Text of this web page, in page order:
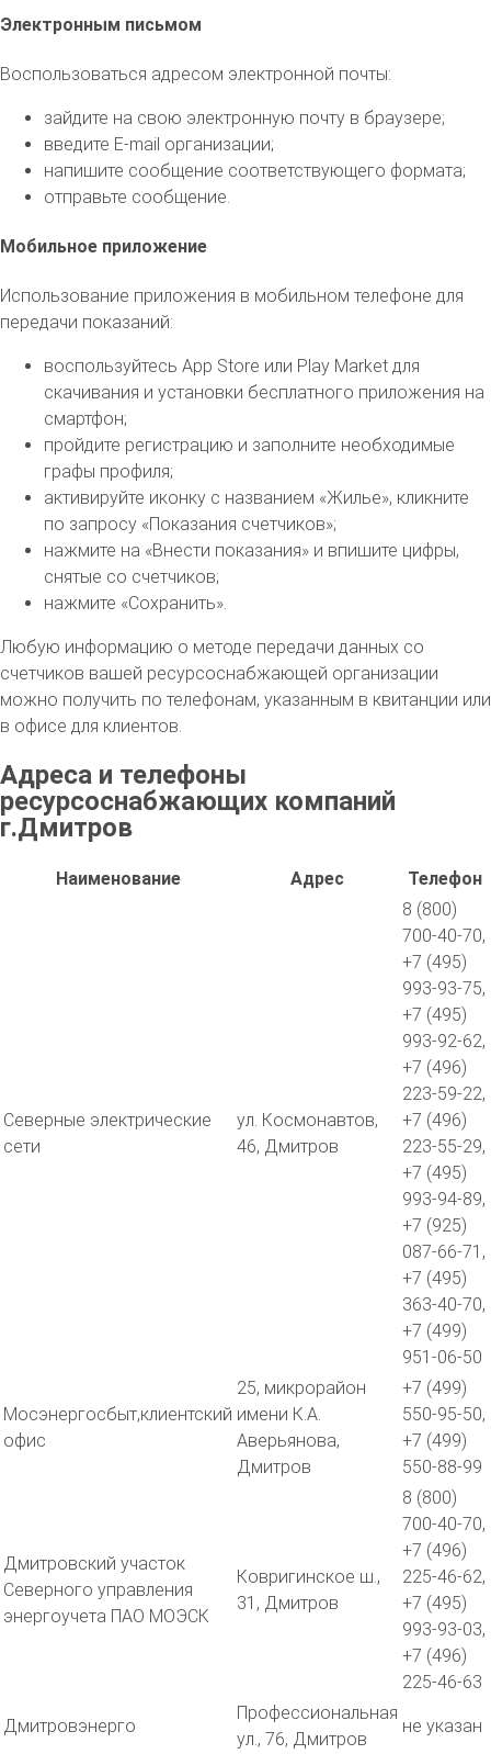
Электронным письмом
Воспользоваться адресом электронной почты:
зайдите на свою электронную почту в браузере;
введите E-mail организации;
напишите сообщение соответствующего формата;
отправьте сообщение.
Мобильное приложение
Использование приложения в мобильном телефоне для
передачи показаний:
воспользуйтесь App Store или Play Market для
скачивания и установки бесплатного приложения на
смартфон;
пройдите регистрацию и заполните необходимые
графы профиля;
активируйте иконку с названием «Жилье», кликните
по запросу «Показания счетчиков»;
нажмите на «Внести показания» и впишите цифры,
снятые со счетчиков;
нажмите «Сохранить».
Любую информацию о методе передачи данных со
счетчиков вашей ресурсоснабжающей организации
можно получить по телефонам, указанным в квитанции или
в офисе для клиентов.
Адреса и телефоны
ресурсоснабжающих компаний
г.Дмитров
Наименование Адрес Телефон
Северные электрические
сети
ул. Космонавтов,
46, Дмитров
8 (800)
700-40-70,
+7 (495)
993-93-75,
+7 (495)
993-92-62,
+7 (496)
223-59-22,
+7 (496)
223-55-29,
+7 (495)
993-94-89,
+7 (925)
087-66-71,
+7 (495)
363-40-70,
+7 (499)
951-06-50
Мосэнергосбыт,клиентский
офис
25, микрорайон
имени К.А.
Аверьянова,
Дмитров
+7 (499)
550-95-50,
+7 (499)
550-88-99
Дмитровский участок
Северного управления
энергоучета ПАО МОЭСК
Ковригинское ш.,
31, Дмитров
8 (800)
700-40-70,
+7 (496)
225-46-62,
+7 (495)
993-93-03,
+7 (496)
225-46-63
Дмитровэнерго
Профессиональная
ул., 76, Дмитров
не указан